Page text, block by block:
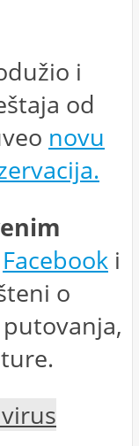
i
od
novu
Facebook i
o